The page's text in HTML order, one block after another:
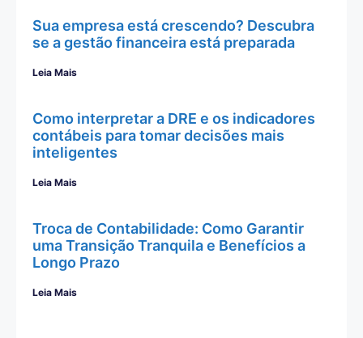
Sua empresa está crescendo? Descubra
se a gestão financeira está preparada
Leia Mais
Como interpretar a DRE e os indicadores
contábeis para tomar decisões mais
inteligentes
Leia Mais
Troca de Contabilidade: Como Garantir
uma Transição Tranquila e Benefícios a
Longo Prazo
Leia Mais